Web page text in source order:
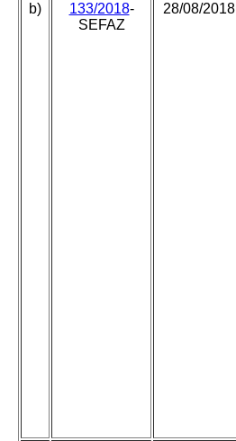
b) 133/2018-
SEFAZ
28/08/2018